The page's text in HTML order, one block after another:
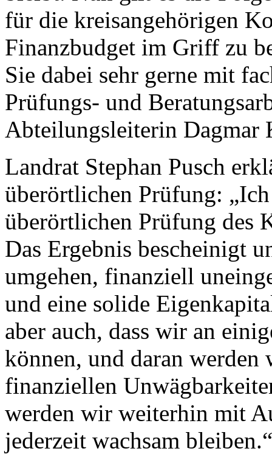
für die kreisangehörigen
Finanzbudget im Griff zu
Sie dabei sehr gerne mit
Prüfungs- und
Abteilungsleiterin Dagmar
Landrat Stephan Pusch
überörtlichen Prüfung:
überörtlichen Prüfung des
Das Ergebnis bescheinigt
umgehen, finanziell
und eine solide
aber auch, dass wir an
können, und daran
finanziellen
werden wir weiterhin mit
jederzeit wachsam bleiben.“